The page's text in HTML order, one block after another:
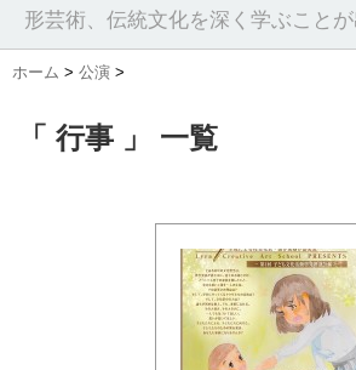
形芸術、伝統文化を深く学ぶことが
ホーム > 公演 >
「 行事 」 一覧